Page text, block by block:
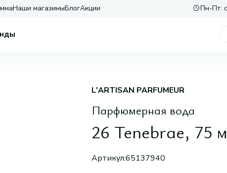
Наши магазиныБлогАкции Пн-Пт:
L'ARTISAN PARFUMEUR
Парфюмерная вода
26 Tenebrae, 75
Артикул:65137940